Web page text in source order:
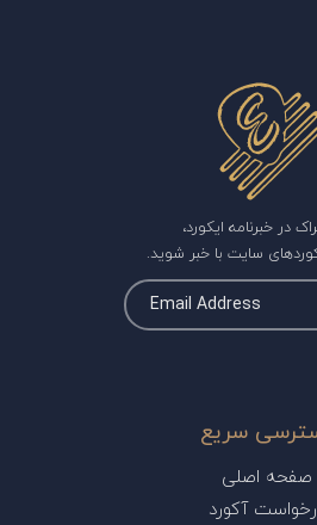
در خبرنامه ایکورد،
سایت با خبر شوید.
سریع
صفحه اصلی
آکورد